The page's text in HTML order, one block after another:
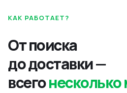
КАК РАБОТАЕТ?
От поиска
до доставки —
всегонесколько